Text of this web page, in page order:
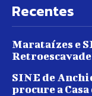
Recentes
Marataízes e
SINE de
procure a